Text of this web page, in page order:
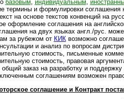
базовым, индивидуальным,
термины и формулировки соглашения
на основе текстов конвен­ций на
оформление соглашения на
на двух языках англ./рус.
за рубежом от КИКвозможно
и анализ по вопросам
стоимость, письменные
стоимость, правовая
заказ на разработку и
соглашениям возможен
соглашение и Контракт